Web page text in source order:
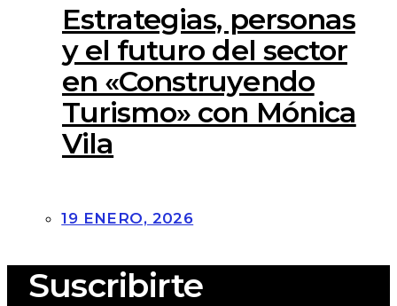
Estrategias, personas
y el futuro del sector
en «Construyendo
Turismo» con Mónica
Vila
19 ENERO, 2026
Suscribirte